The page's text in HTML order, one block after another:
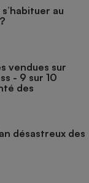
au
vendues sur
- 9 sur 10
des
désastreux des